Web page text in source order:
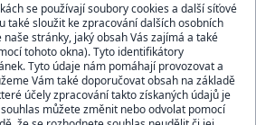
se používají soubory cookies a další síťové
také sloužit ke zpracování dalších osobních
stránky, jaký obsah Vás zajímá a také
tohoto okna). Tyto identifikátory
Tyto údaje nám pomáhají provozovat a
Vám také doporučovat obsah na základě
účely zpracování takto získaných údajů je
můžete změnit nebo odvolat pomocí